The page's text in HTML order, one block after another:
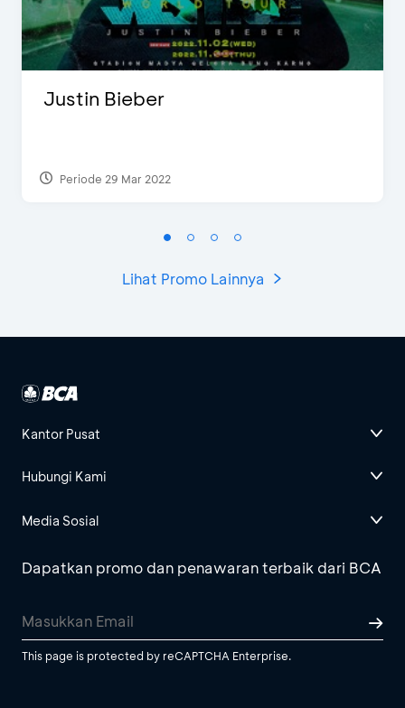
Justin Bieber
Periode 29 Mar 2022
Lihat Promo Lainnya
Kantor Pusat
Hubungi Kami
Media Sosial
Dapatkan promo dan penawaran terbaik dari BCA
This page is protected by reCAPTCHA Enterprise.